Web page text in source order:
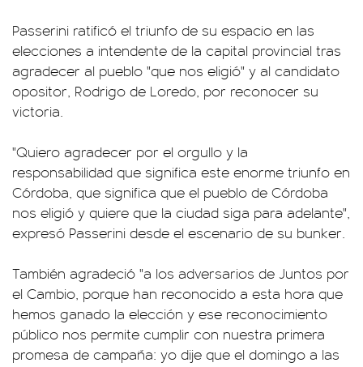
Passerini ratificó el triunfo de su espacio en las
elecciones a intendente de la capital provincial tras
agradecer al pueblo "que nos eligió" y al candidato
opositor, Rodrigo de Loredo, por reconocer su
victoria.
"Quiero agradecer por el orgullo y la
responsabilidad que significa este enorme triunfo en
Córdoba, que significa que el pueblo de Córdoba
nos eligió y quiere que la ciudad siga para adelante",
expresó Passerini desde el escenario de su bunker.
También agradeció "a los adversarios de Juntos por
el Cambio, porque han reconocido a esta hora que
hemos ganado la elección y ese reconocimiento
público nos permite cumplir con nuestra primera
promesa de campaña: yo dije que el domingo a las